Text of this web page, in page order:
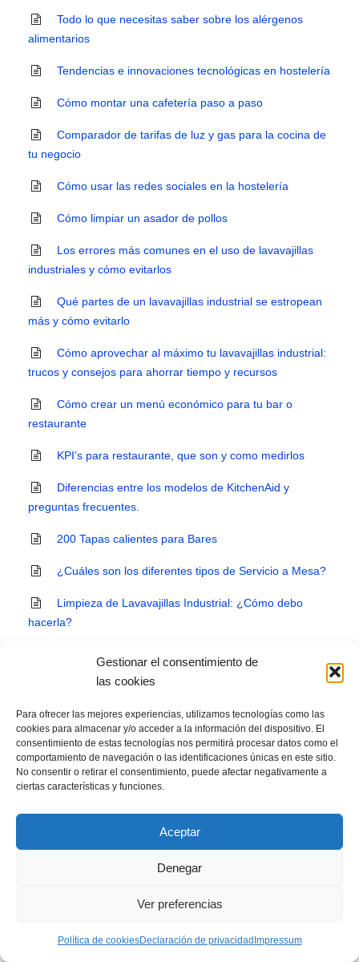
Gestionar el consentimiento de
las cookies
Para ofrecer las mejores experiencias, utilizamos tecnologías como las
cookies para almacenar y/o acceder a la información del dispositivo. El
consentimiento de estas tecnologías nos permitirá procesar datos como el
comportamiento de navegación o las identificaciones únicas en este sitio.
No consentir o retirar el consentimiento, puede afectar negativamente a
ciertas características y funciones.
Aceptar
Denegar
Ver preferencias
Política de cookiesDeclaración de privacidad Impressum
Todo lo que necesitas saber sobre los alérgenos
alimentarios
Tendencias e innovaciones tecnológicas en hostelería
Cómo montar una cafetería paso a paso
Comparador de tarifas de luz y gas para la cocina de
tu negocio
Cómo usar las redes sociales en la hostelería
Cómo limpiar un asador de pollos
Los errores más comunes en el uso de lavavajillas
industriales y cómo evitarlos
Qué partes de un lavavajillas industrial se estropean
más y cómo evitarlo
Cómo aprovechar al máximo tu lavavajillas industrial:
trucos y consejos para ahorrar tiempo y recursos
Cómo crear un menú económico para tu bar o
restaurante
KPI’s para restaurante, que son y como medirlos
Diferencias entre los modelos de KitchenAid y
preguntas frecuentes.
200 Tapas calientes para Bares
¿Cuáles son los diferentes tipos de Servicio a Mesa?
Limpieza de Lavavajillas Industrial: ¿Cómo debo
hacerla?
Plan de negocio para abrir una carnicería
Cómo atender a un cliente en un restaurante y
ofrecer una experiencia de diez.
Los mejores 30 libros a nivel mundial sobre Cocina
Seguros obligatorios para bares, restaurantes y